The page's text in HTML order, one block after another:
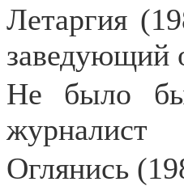
Летаргия
Не было бы
журналист
Оглянись